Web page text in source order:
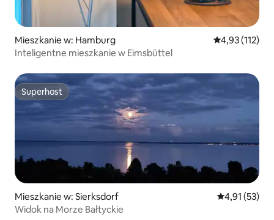
Mieszkanie w: Hamburg Średnia
4,93 (112)
Inteligentne mieszkanie w Eimsbüttel
Superhost
Superhost
Mieszkanie w: Sierksdorf Średnia
4,91 (53)
Widok na Morze Bałtyckie